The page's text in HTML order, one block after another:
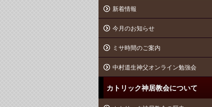
新着情報
今月のお知らせ
ミサ時間のご案内
中村道生神父オンライン勉強会
カトリック神居教会について